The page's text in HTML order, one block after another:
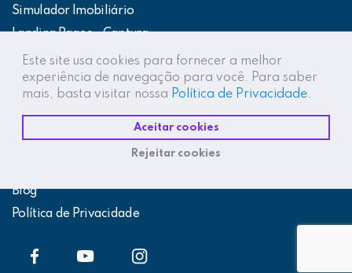
Este site usa cookies para fornecer a melhor
experiência de navegação para você. Para saber
mais, basta visitar nossa Política de Privacidade.
Aceitar cookies
Rejeitar cookies
Simulador Imobiliário
Landing Pages – Captura
Web App – Portal do Cliente
Intranets / Extranets
Integração Construtor de Vendas
Destaques
Blog
Política de Privacidade